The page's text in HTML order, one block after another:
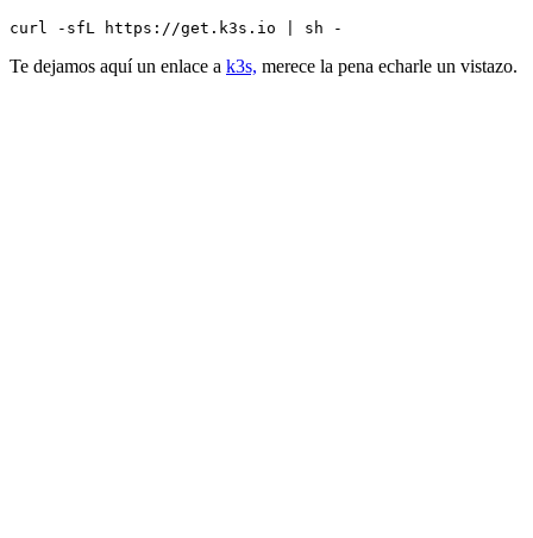
Te dejamos aquí un enlace a k3s, merece la pena echarle un vistazo.